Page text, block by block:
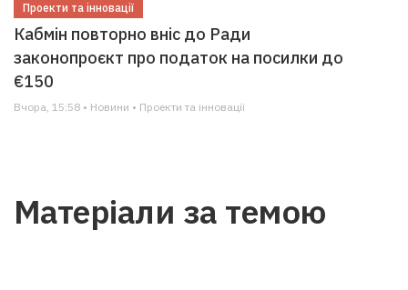
Проекти та інновації
Кабмін повторно вніс до Ради
законопроєкт про податок на посилки до
€150
Вчора, 15:58 • Новини • Проекти та інновації
Матеріали за темою